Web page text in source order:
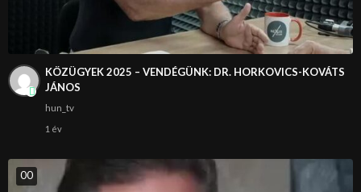
KÖZÜGYEK 2025 – VENDÉGÜNK: DR. HORKOVICS-KOVÁTS
JÁNOS
hun_tv
1 év
00